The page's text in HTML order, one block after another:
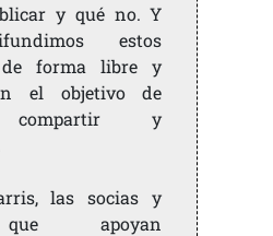
y qué no. Y
estos
de forma libre y
el objetivo de
compartir y
las socias y
apoyan